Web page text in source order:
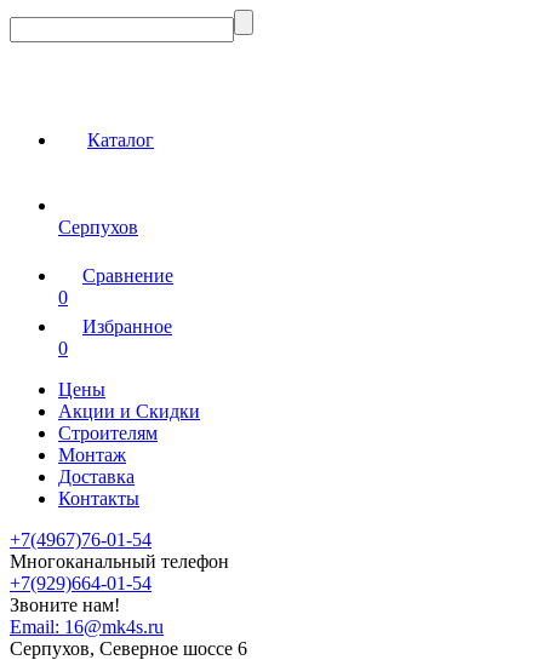
Каталог
Серпухов
Сравнение
0
Избранное
0
Цены
Акции и Скидки
Строителям
Монтаж
Доставка
Контакты
+7(4967)76-01-54
Многоканальный телефон
+7(929)664-01-54
Звоните нам!
Email: 16@mk4s.ru
Серпухов, Северное шоссе 6